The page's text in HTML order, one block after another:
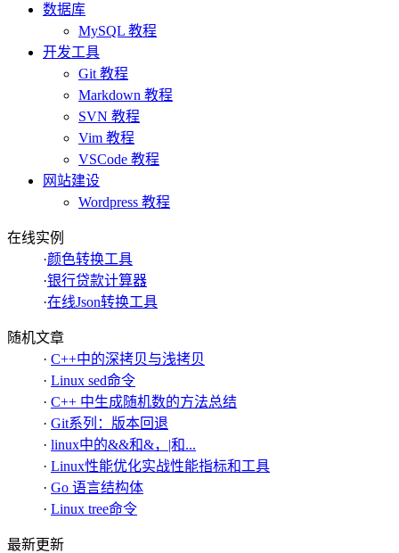
数据库
MySQL 教程
开发工具
Git 教程
Markdown 教程
SVN 教程
Vim 教程
VSCode 教程
网站建设
Wordpress 教程
在线实例
·颜色转换工具
·银行贷款计算器
·在线Json转换工具
随机文章
· C++中的深拷贝与浅拷贝
· Linux sed命令
· C++ 中生成随机数的方法总结
· Git系列：版本回退
· linux中的&&和&，|和...
· Linux性能优化实战性能指标和工具
· Go 语言结构体
· Linux tree命令
最新更新